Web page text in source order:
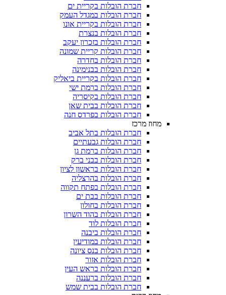
חברת הובלות בקריית ים
חברת הובלות במגדל העמק
חברת הובלות בקריית אונו
חברת הובלות בנצרת
חברת הובלות בזכרון יעקב
חברת הובלות קריית שמונה
חברת הובלות בחדרה
חברת הובלות בבנימינה
חברת הובלות בקריית ביאליק
חברת הובלות ברמת ישי
חברת הובלות בקיסריה
חברת הובלות בבית שאן
חברת הובלות בפרדס חנה
מחוז מרכז
חברת הובלות בתל אביב
חברת הובלות גבעתיים
חברת הובלות ברמת גן
חברת הובלות בבני ברק
חברת הובלות בראשון לציון
חברת הובלות בהרצליה
חברת הובלות בפתח תקווה
חברת הובלות בבת ים
חברת הובלות בחולון
חברת הובלות בהוד השרון
חברת הובלות לוד
חברת הובלות ביבנה
חברת הובלות במודיעין
חברת הובלות בנס ציונה
חברת הובלות אזור
חברת הובלות בראש העין
חברת הובלות ברעננה
חברת הובלות בבית שמש